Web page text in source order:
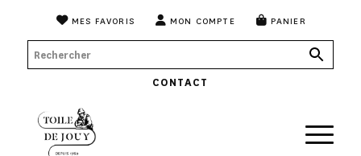
MES FAVORIS MON COMPTE PANIER
CONTACT